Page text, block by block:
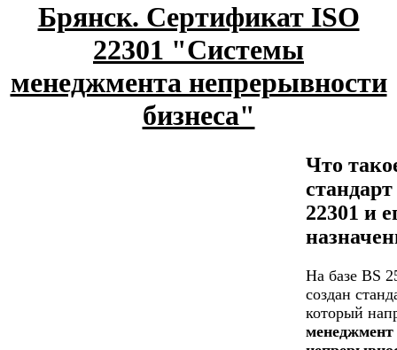
Брянск. Сертификат ISO
22301 "Системы
менеджмента непрерывности
бизнеса"
Что
22301 и
На базе BS
создан
который
менеджмент